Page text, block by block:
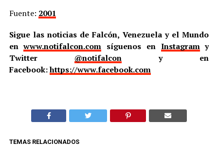
Fuente: 2001
Sigue las noticias de Falcón, Venezuela y el Mundo
enwww.notifalcon.com síguenos en Instagramy
Twitter @notifalcony en
Facebook:https://www.facebook.com
TEMAS RELACIONADOS